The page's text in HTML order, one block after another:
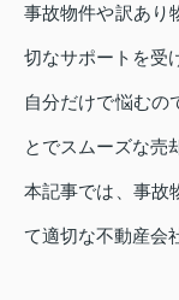
事故物件や訳あり
切なサポートを受
自分だけで悩むの
とでスムーズな売
本記事では、事故
て適切な不動産会